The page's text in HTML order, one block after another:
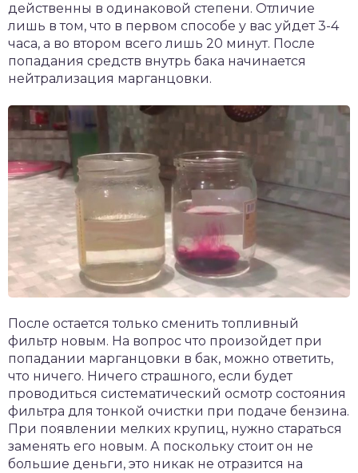
действенны в одинаковой степени. Отличие
лишь в том, что в первом способе у вас уйдет 3-4
часа, а во втором всего лишь 20 минут. После
попадания средств внутрь бака начинается
нейтрализация марганцовки.
После остается только сменить топливный
фильтр новым. На вопрос что произойдет при
попадании марганцовки в бак, можно ответить,
что ничего. Ничего страшного, если будет
проводиться систематический осмотр состояния
фильтра для тонкой очистки при подаче бензина.
При появлении мелких крупиц, нужно стараться
заменять его новым. А поскольку стоит он не
большие деньги, это никак не отразится на